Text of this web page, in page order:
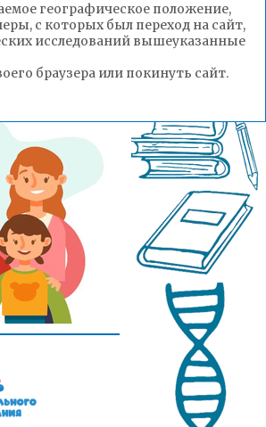
географическое положение,
с которых был переход на сайт,
исследований вышеуказанные
браузера или покинуть сайт.